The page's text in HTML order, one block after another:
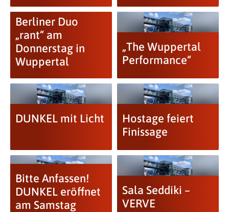
Berliner Duo
„rant“ am
Donnerstag in
Wuppertal
„The Wuppertal
Performance“
DUNKEL mit Licht
Hostage feiert
Finissage
Bitte Anfassen!
DUNKEL eröffnet
am Samstag
Sala Seddiki –
VERVE